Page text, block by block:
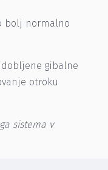
bolj normalno
gibalne
otroku
sistema v